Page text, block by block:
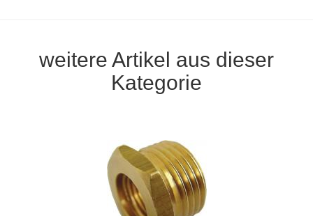
weitere Artikel aus dieser
Kategorie